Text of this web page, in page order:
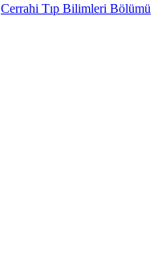
Cerrahi Tıp Bilimleri Bölümü